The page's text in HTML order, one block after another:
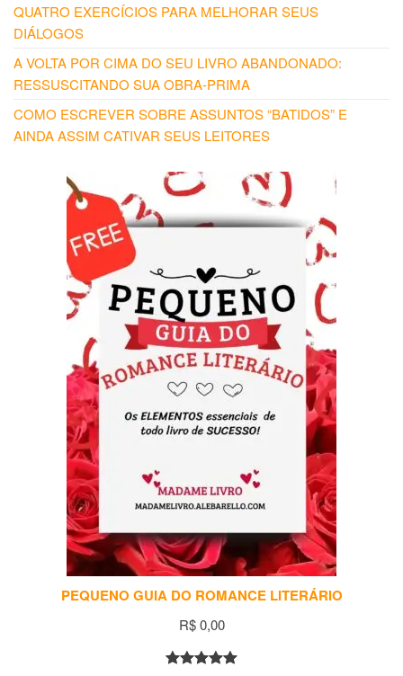
QUATRO EXERCÍCIOS PARA MELHORAR SEUS
DIÁLOGOS
A VOLTA POR CIMA DO SEU LIVRO ABANDONADO:
RESSUSCITANDO SUA OBRA-PRIMA
COMO ESCREVER SOBRE ASSUNTOS “BATIDOS” E
AINDA ASSIM CATIVAR SEUS LEITORES
PEQUENO GUIA DO ROMANCE LITERÁRIO
R$0,00